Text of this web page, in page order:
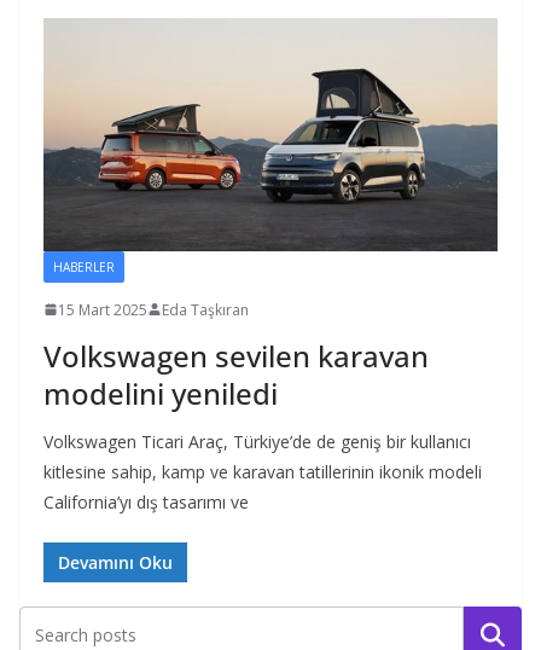
HABERLER
15 Mart 2025 Eda Taşkıran
Volkswagen sevilen karavan
modelini yeniledi
Volkswagen Ticari Araç, Türkiye’de de geniş bir kullanıcı
kitlesine sahip, kamp ve karavan tatillerinin ikonik modeli
California’yı dış tasarımı ve
Devamını Oku
Ara